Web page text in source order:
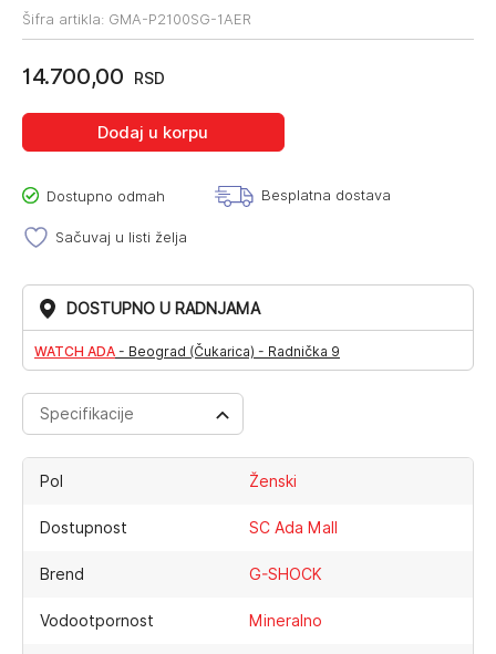
Šifra artikla: GMA-P2100SG-1AER
14.700,00 RSD
Dodaj u korpu
Dostupno odmah Besplatna dostava
Sačuvaj u listi želja
DOSTUPNO U RADNJAMA
WATCH ADA - Beograd (Čukarica) - Radnička 9
Specifikacije
Pol Ženski
Dostupnost SC Ada Mall
Brend G-SHOCK
Vodootpornost Mineralno